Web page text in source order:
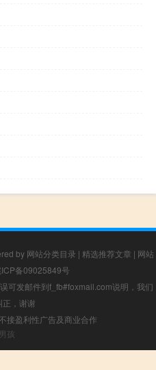
by 网站分类目录 | 精选推荐文章 | 网站
备09025849号
可发邮件到f_fb#foxmail.com说明，我们
正，谢谢
接盈利性广告及商业合作
孩